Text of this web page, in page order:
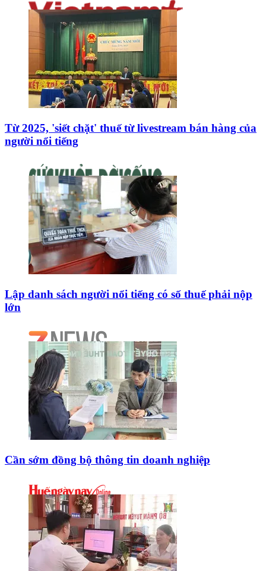
Từ 2025, 'siết chặt' thuế từ livestream bán hàng của
người nổi tiếng
Lập danh sách người nổi tiếng có số thuế phải nộp
lớn
Cần sớm đồng bộ thông tin doanh nghiệp